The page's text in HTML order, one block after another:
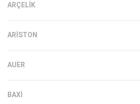
ARÇELIK
ARISTON
AUER
BAXI